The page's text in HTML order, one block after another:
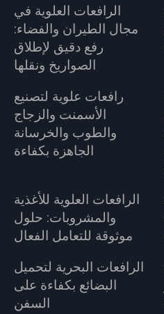
الرافعات العلوية في
مجال الطيران والفضاء:
رفع دقيق لإطلاق
الصواريخ ونقلها
رافعات علوية لتصنيع
الأسمنت والزجاج
والطوب والخرسانة
الجاهزة بكفاءة
الرافعات العلوية للأغذية
والمشروبات: حلول
موثوقة للتعامل الفعال
الرافعات البحرية لتحميل
البضائع بكفاءة على
السفن